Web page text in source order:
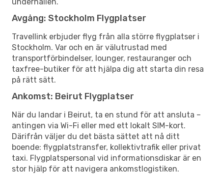
Avgång: Stockholm Flygplatser
Travellink erbjuder flyg från alla större flygplatser i
Stockholm. Var och en är välutrustad med
transportförbindelser, lounger, restauranger och
taxfree-butiker för att hjälpa dig att starta din resa
på rätt sätt.
Ankomst: Beirut Flygplatser
När du landar i Beirut, ta en stund för att ansluta –
antingen via Wi-Fi eller med ett lokalt SIM-kort.
Därifrån väljer du det bästa sättet att nå ditt
boende: flygplatstransfer, kollektivtrafik eller privat
taxi. Flygplatspersonal vid informationsdiskar är en
stor hjälp för att navigera ankomstlogistiken.